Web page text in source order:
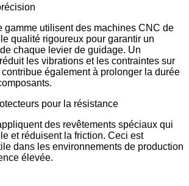
gamme utilisent des machines CNC de
qualité rigoureux pour garantir un
chaque levier de guidage. Un
les vibrations et les contraintes sur
contribue également à prolonger la durée
pour la résistance
des revêtements spéciaux qui
et réduisent la friction. Ceci est
dans les environnements de production
élevée.